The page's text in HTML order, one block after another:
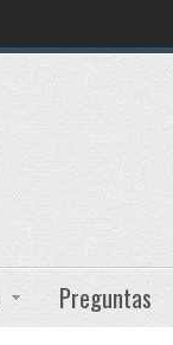
Preguntas